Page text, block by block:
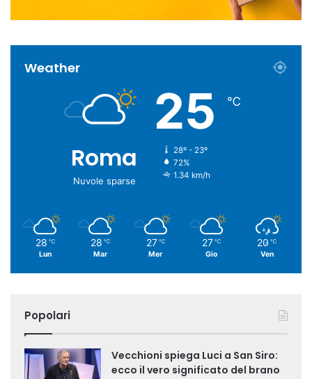
Weather
Roma
Nuvole sparse
25 ℃
28º - 23º
72%
1.34 km/h
28 ℃
Lun
28 ℃
Mar
27 ℃
Mer
27 ℃
Gio
20 ℃
Ven
Popolari
Vecchioni spiega Luci a San Siro:
ecco il vero significato del brano